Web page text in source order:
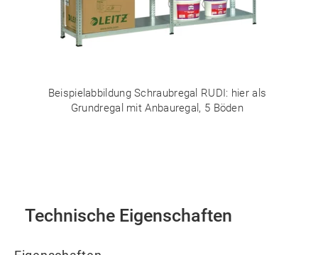
Beispielabbildung Schraubregal RUDI: hier als
Grundregal mit Anbauregal, 5 Böden
Technische Eigenschaften